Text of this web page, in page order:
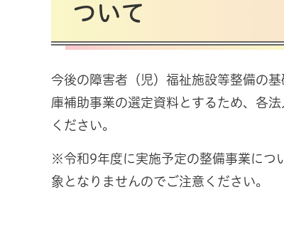
ついて
今後の障害者（児）福祉施設等整備の
庫補助事業の選定資料とするため、各
ください。
※令和9年度に実施予定の整備事業につ
象となりませんのでご注意ください。